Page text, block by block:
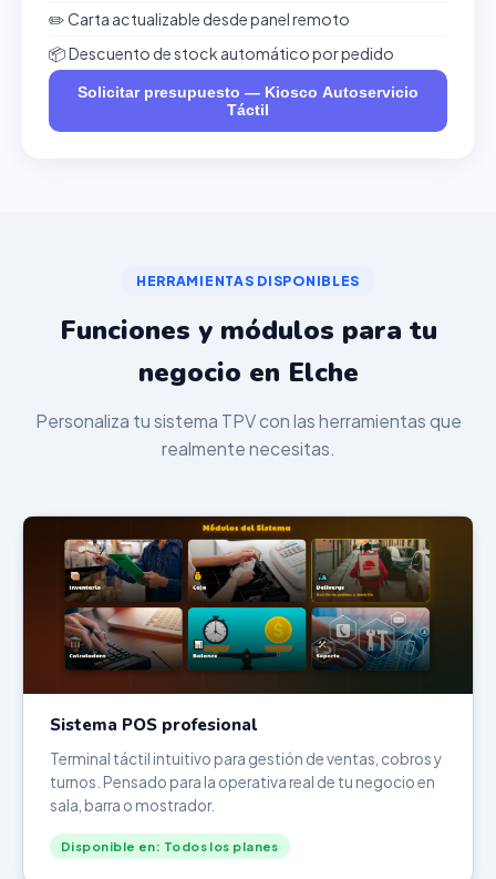
✏️ Carta actualizable desde panel remoto
📦 Descuento de stock automático por pedido
Solicitar presupuesto — Kiosco Autoservicio
Táctil
HERRAMIENTAS DISPONIBLES
Funciones y módulos para tu
negocio en Elche
Personaliza tu sistema TPV con las herramientas que
realmente necesitas.
Sistema POS profesional
Terminal táctil intuitivo para gestión de ventas, cobros y
turnos. Pensado para la operativa real de tu negocio en
sala, barra o mostrador.
Disponible en: Todos los planes